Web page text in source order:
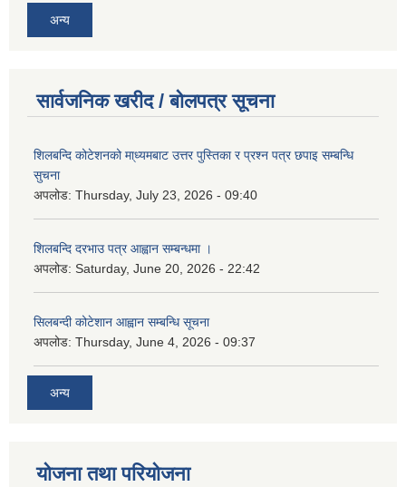
अन्य
सार्वजनिक खरीद / बोलपत्र सूचना
शिलबन्दि कोटेशनको मा्ध्यमबाट उत्तर पुस्तिका र प्रश्न पत्र छपाइ सम्बन्धि
सुचना
अपलोड: Thursday, July 23, 2026 - 09:40
शिलबन्दि दरभाउ पत्र आह्वान सम्बन्धमा ।
अपलोड: Saturday, June 20, 2026 - 22:42
सिलबन्दी कोटेशान आह्वान सम्बन्धि सूचना
अपलोड: Thursday, June 4, 2026 - 09:37
अन्य
योजना तथा परियोजना